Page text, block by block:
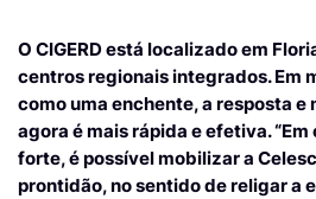
O CIGERD está localizado em
centros regionais integrados. Em
como uma enchente, a resposta
agora é mais rápida e efetiva.
forte, é possível mobilizar a
prontidão, no sentido de religar a